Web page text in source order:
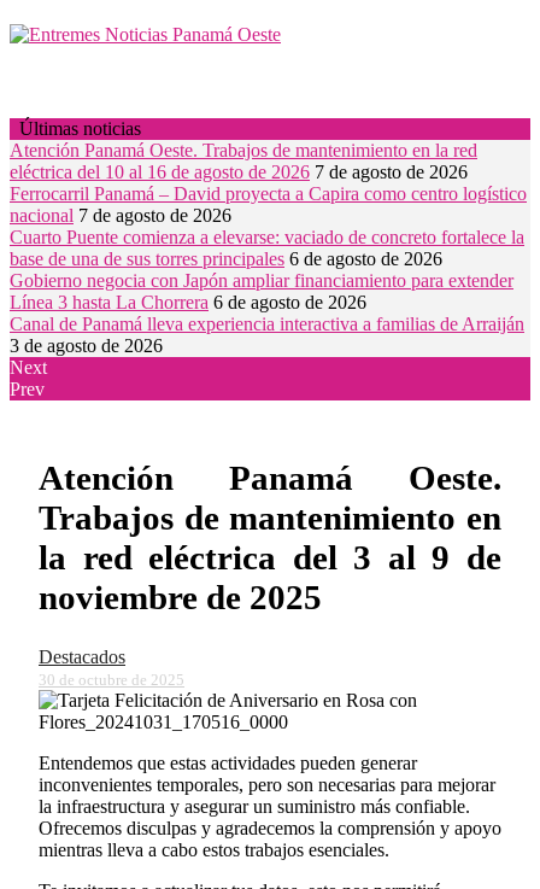
Últimas noticias
Atención Panamá Oeste. Trabajos de mantenimiento en la red
eléctrica del 10 al 16 de agosto de 2026 7 de agosto de 2026
Ferrocarril Panamá – David proyecta a Capira como centro logístico
nacional 7 de agosto de 2026
Cuarto Puente comienza a elevarse: vaciado de concreto fortalece la
base de una de sus torres principales 6 de agosto de 2026
Gobierno negocia con Japón ampliar financiamiento para extender
Línea 3 hasta La Chorrera 6 de agosto de 2026
Canal de Panamá lleva experiencia interactiva a familias de Arraiján
3 de agosto de 2026
Next
Prev
Atención Panamá Oeste.
Trabajos de mantenimiento en
la red eléctrica del 3 al 9 de
noviembre de 2025
Destacados
30 de octubre de 2025
Entendemos que estas actividades pueden generar
inconvenientes temporales, pero son necesarias para mejorar
la infraestructura y asegurar un suministro más confiable.
Ofrecemos disculpas y agradecemos la comprensión y apoyo
mientras lleva a cabo estos trabajos esenciales.